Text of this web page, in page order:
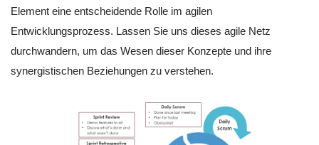
Element eine entscheidende Rolle im agilen
Entwicklungsprozess. Lassen Sie uns dieses agile Netz
durchwandern, um das Wesen dieser Konzepte und ihre
synergistischen Beziehungen zu verstehen.